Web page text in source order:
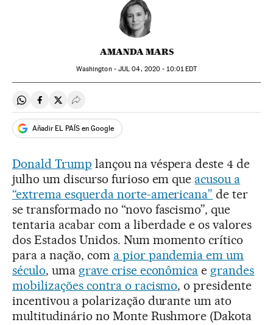
AMANDA MARS
Washington - JUL 04, 2020 - 10:01EDT
Compartir en Whatsapp
Compartir en Facebook
Compartir en Twitter
Desplegar Redes Sociales
Añadir EL PAÍS en Google
Donald Trump lançou na véspera deste 4 de
julho um discurso furioso em que acusou a
“extrema esquerda norte-americana” de ter
se transformado no “novo fascismo”, que
tentaria acabar com a liberdade e os valores
dos Estados Unidos. Num momento crítico
para a nação, com a pior pandemia em um
século, uma grave crise econômica e grandes
mobilizações contra o racismo, o presidente
incentivou a polarização durante um ato
multitudinário no Monte Rushmore (Dakota